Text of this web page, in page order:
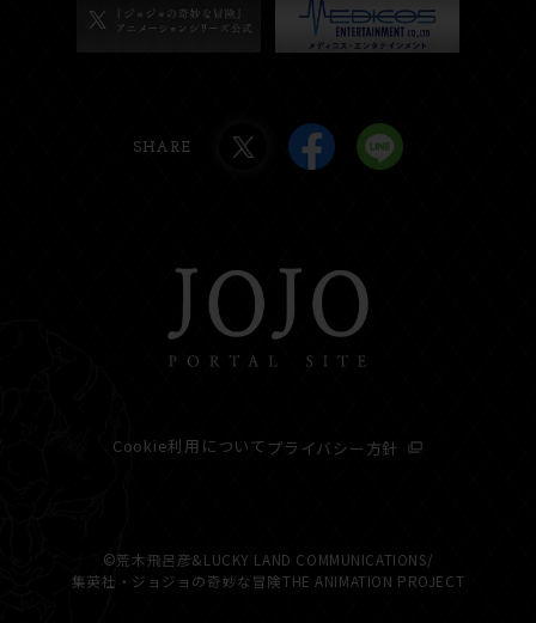
SHARE
Cookie利用について プライバシー方針
©荒木飛呂彦&LUCKY LAND COMMUNICATIONS/
集英社・ジョジョの奇妙な冒険THE ANIMATION PROJECT